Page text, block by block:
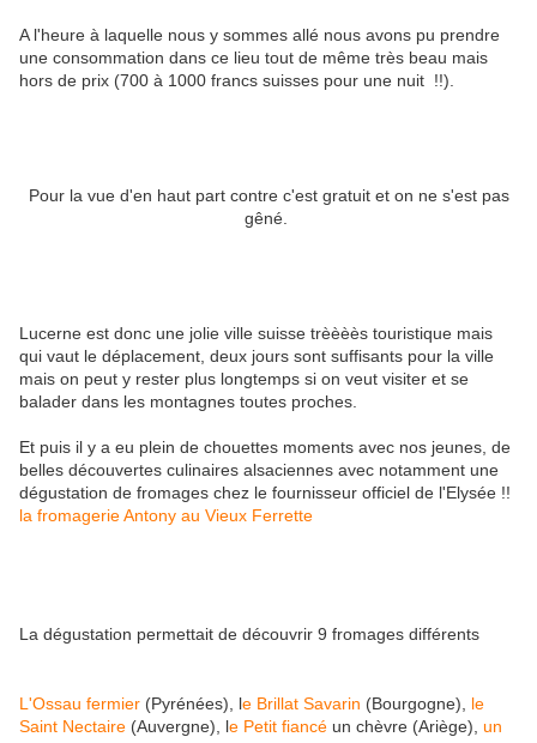
A l'heure à laquelle nous y sommes allé nous avons pu prendre
une consommation dans ce lieu tout de même très beau mais
hors de prix (700 à 1000 francs suisses pour une nuit !!).
Pour la vue d'en haut part contre c'est gratuit et on ne s'est pas
gêné.
Lucerne est donc une jolie ville suisse trèèèès touristique mais
qui vaut le déplacement, deux jours sont suffisants pour la ville
mais on peut y rester plus longtemps si on veut visiter et se
balader dans les montagnes toutes proches.
Et puis il y a eu plein de chouettes moments avec nos jeunes, de
belles découvertes culinaires alsaciennes avec notamment une
dégustation de fromages chez le fournisseur officiel de l'Elysée !!
la fromagerie Antony au Vieux Ferrette
La dégustation permettait de découvrir 9 fromages différents
L'Ossau fermier (Pyrénées), le Brillat Savarin (Bourgogne), le
Saint Nectaire (Auvergne), le Petit fiancé un chèvre (Ariège), un